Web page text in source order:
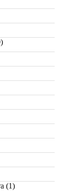
(1)